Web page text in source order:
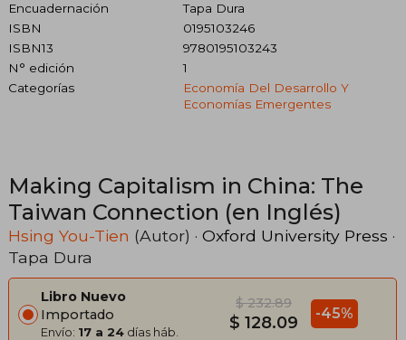
Encuadernación
Tapa Dura
ISBN
0195103246
ISBN13
9780195103243
N° edición
1
Categorías
Economía Del Desarrollo Y
Economías Emergentes
Making Capitalism in China: The
Taiwan Connection (en Inglés)
Hsing You-Tien (Autor) · Oxford University Press ·
Tapa Dura
Libro Nuevo
Importado
Envío: 17 a 24 días háb.
$ 232.89
$ 128.09 -45%